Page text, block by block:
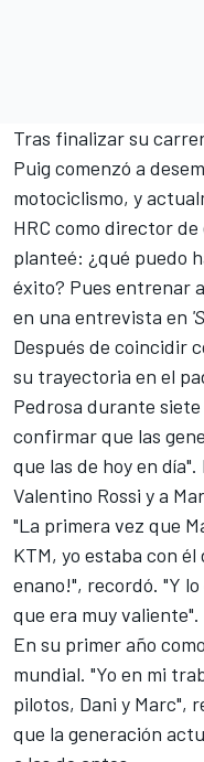
Tras finalizar su
Puig comenzó a
motociclismo, y
HRC como director
planteé: ¿qué puedo
éxito? Pues entrenar
en una entrevista en
Después de coincidir
su trayectoria en el
Pedrosa durante siete
confirmar que las
que las de hoy en
Valentino Rossi y a
"La primera vez que
KTM, yo estaba con
enano!", recordó. "Y
que era muy valiente".
En su primer año
mundial. "Yo en mi
pilotos, Dani y Marc",
que la generación